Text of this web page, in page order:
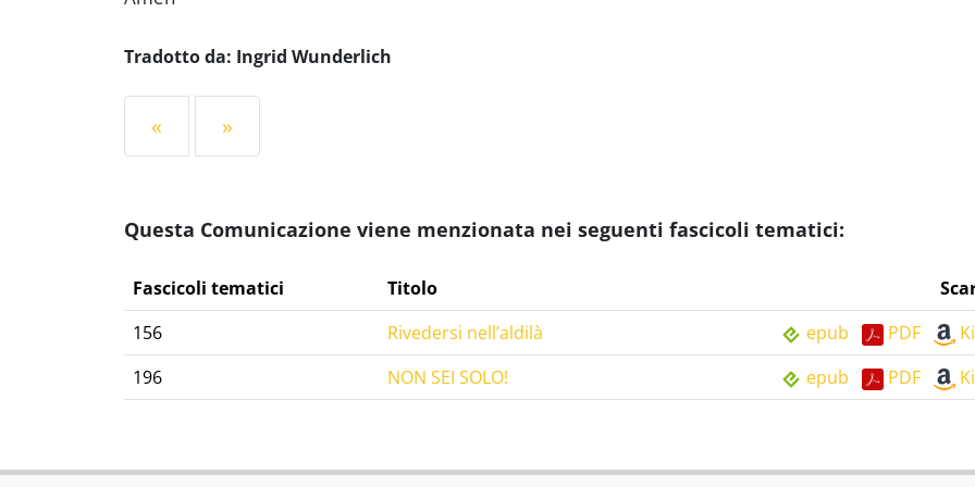
Tradotto da: Ingrid Wunderlich
« »
Questa Comunicazione viene menzionata nei seguenti fascicoli tematici:
Fascicoli tematici Titolo
156
Rivedersi nell’aldilà epub PDF
196
NON SEI SOLO! epub PDF